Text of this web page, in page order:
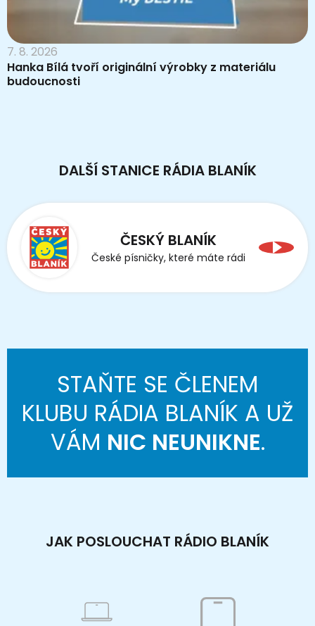
7. 8. 2026
Hanka Bílá tvoří originální výrobky z materiálu
budoucnosti
DALŠÍ STANICE RÁDIA BLANÍK
ČESKÝ BLANÍK
České písničky, které máte rádi
STAŇTE SE ČLENEM
KLUBU RÁDIA BLANÍK A UŽ
VÁM NIC NEUNIKNE.
JAK POSLOUCHAT RÁDIO BLANÍK